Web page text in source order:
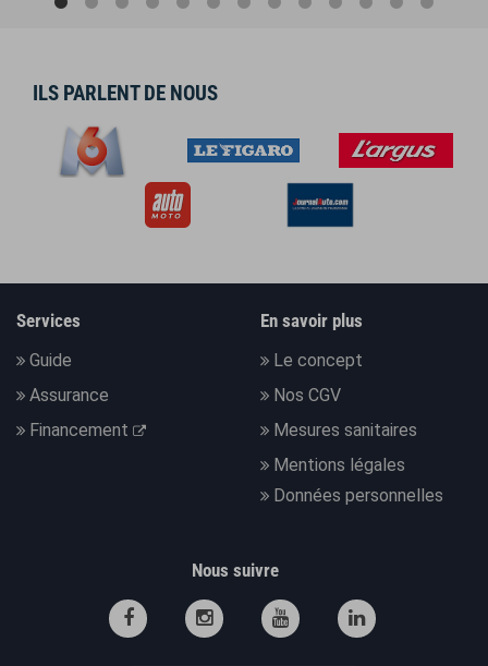
ILS PARLENT DE NOUS
Services
Guide
Assurance
Financement
En savoir plus
Le concept
Nos CGV
Mesures sanitaires
Mentions légales
Données personnelles
Nous suivre